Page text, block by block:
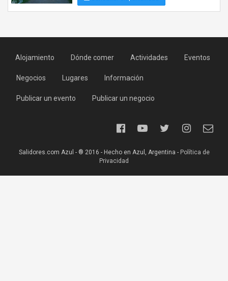
Alojamiento Dónde comer Actividades Eventos
Negocios Lugares Información
Publicar un evento Publicar un negocio
Salidores.com Azul - ® 2016 - Hecho en Azul, Argentina - Política de
Privacidad